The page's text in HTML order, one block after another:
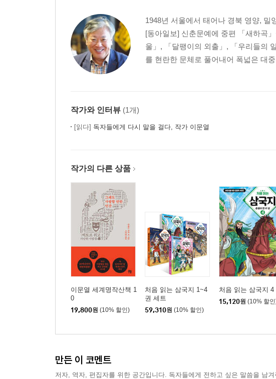
1948년 서울에서 태어나 경북 영양, 밀
[동아일보] 신춘문예에 중편 「새하곡
울」, 「달팽이의 외출」, 「우리들의
를 현란한 문체로 풀어내어 폭넓은 대
작가와 인터뷰 (1개)
[읽다] 독자들에게 다시 말을 걸다, 작가 이문열
작가의 다른 상품
이문열 세계명작산책 1
0
19,800원 (10% 할인)
처음 읽는 삼국지 1~4
권 세트
59,310원 (10% 할인)
처음 읽는 삼국지 4
15,120원 (10% 할
만든 이 코멘트
저자, 역자, 편집자를 위한 공간입니다. 독자들에게 전하고 싶은 말씀을 남겨